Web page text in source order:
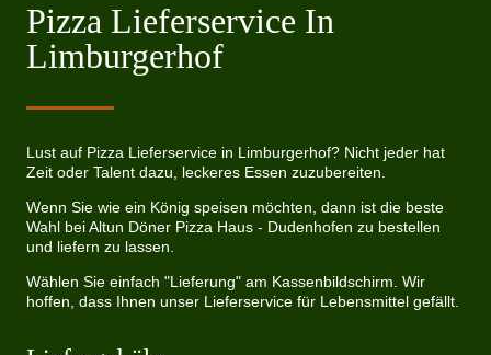
Pizza Lieferservice In
Limburgerhof
Lust auf Pizza Lieferservice in Limburgerhof? Nicht jeder hat
Zeit oder Talent dazu, leckeres Essen zuzubereiten.
Wenn Sie wie ein König speisen möchten, dann ist die beste
Wahl bei Altun Döner Pizza Haus - Dudenhofen zu bestellen
und liefern zu lassen.
Wählen Sie einfach "Lieferung" am Kassenbildschirm. Wir
hoffen, dass Ihnen unser Lieferservice für Lebensmittel gefällt.